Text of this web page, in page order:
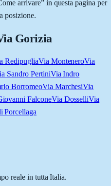
arrivare” in questa pagina per
posizione.
Gorizia
RedipugliaVia MonteneroVia
Sandro PertiniVia Indro
BorromeoVia MarchesiVia
FalconeVia DosselliVia
Porcellaga
reale in tutta Italia.